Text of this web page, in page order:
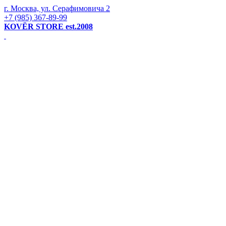
г. Москва, ул. Серафимовича 2
+7 (985) 367-89-99
KOVЁR STORE est.2008